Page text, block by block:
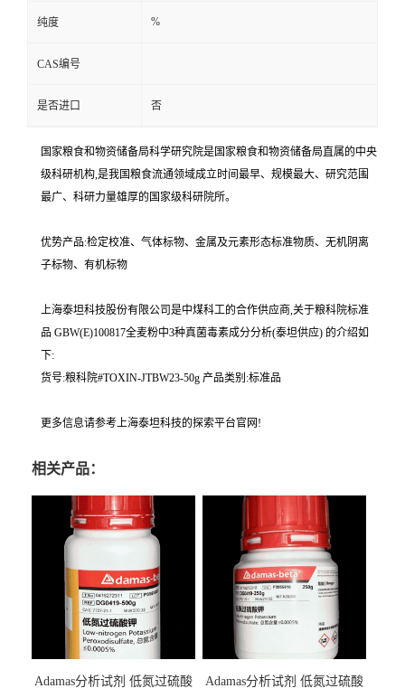
纯度 %
CAS编号
是否进口 否
国家粮食和物资储备局科学研究院是国家粮食和物资储备局直属的中央
级科研机构,是我国粮食流通领域成立时间最早、规模最大、研究范围
最广、科研力量雄厚的国家级科研院所。
优势产品:检定校准、气体标物、金属及元素形态标准物质、无机阴离
子标物、有机标物
上海泰坦科技股份有限公司是中煤科工的合作供应商,关于粮科院标准
品 GBW(E)100817全麦粉中3种真菌毒素成分分析(泰坦供应) 的介绍如
下:
货号:粮科院#TOXIN-JTBW23-50g 产品类别:标准品
更多信息请参考上海泰坦科技的探索平台官网!
相关产品：
Adamas分析试剂 低氮过硫酸
Adamas分析试剂 低氮过硫酸